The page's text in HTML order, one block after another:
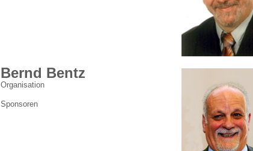
Bernd Bentz
Organisation
Sponsoren